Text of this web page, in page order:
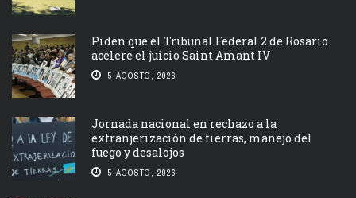
Piden que el Tribunal Federal 2 de Rosario
acelere el juicio Saint Amant IV
5 AGOSTO, 2026
Jornada nacional en rechazo a la
extranjerización de tierras, manejo del
fuego y desalojos
5 AGOSTO, 2026